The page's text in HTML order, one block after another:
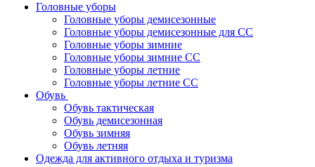
Головные уборы
Головные уборы демисезонные
Головные уборы демисезонные для СС
Головные уборы зимние
Головные уборы зимние СС
Головные уборы летние
Головные уборы летние СС
Обувь
Обувь тактическая
Обувь демисезонная
Обувь зимняя
Обувь летняя
Одежда для активного отдыха и туризма